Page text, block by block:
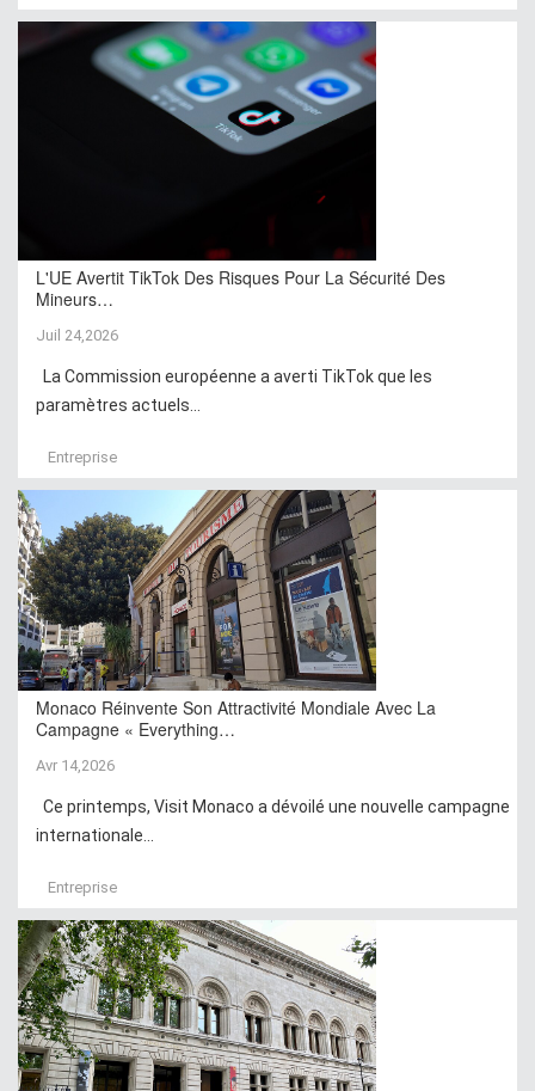
L'UE Avertit TikTok Des Risques Pour La Sécurité Des
Mineurs…
Juil 24,2026
La Commission européenne a averti TikTok que les
paramètres actuels...
Entreprise
Monaco Réinvente Son Attractivité Mondiale Avec La
Campagne « Everything…
Avr 14,2026
Ce printemps, Visit Monaco a dévoilé une nouvelle campagne
internationale...
Entreprise